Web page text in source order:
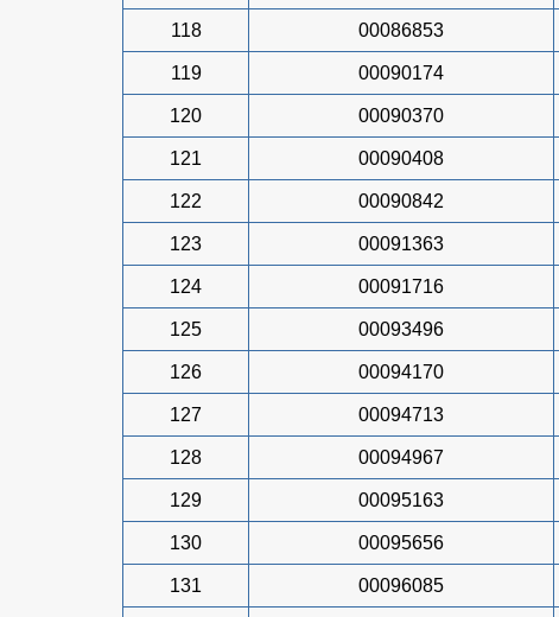
118 00086853
119 00090174
120 00090370
121 00090408
122 00090842
123 00091363
124 00091716
125 00093496
126 00094170
127 00094713
128 00094967
129 00095163
130 00095656
131 00096085